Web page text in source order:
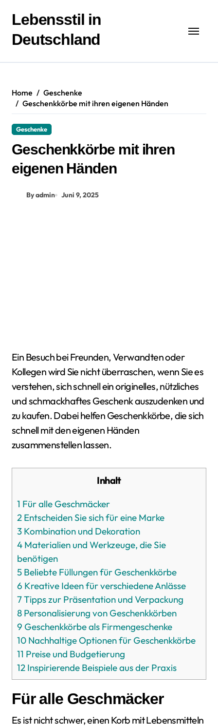
Inhalt
springen
Lebensstil in
Deutschland
Home
Geschenke
Geschenkkörbe mit ihren eigenen Händen
Geschenke
Geschenkkörbe mit ihren
eigenen Händen
By admin Juni 9, 2025
Ein Besuch bei Freunden, Verwandten oder
Kollegen wird Sie nicht überraschen, wenn Sie es
verstehen, sich schnell ein originelles, nützliches
und schmackhaftes Geschenk auszudenken und
zu kaufen. Dabei helfen Geschenkkörbe, die sich
schnell mit den eigenen Händen
zusammenstellen lassen.
Inhalt
1 Für alle Geschmäcker
2 Entscheiden Sie sich für eine Marke
3 Kombination und Dekoration
4 Materialien und Werkzeuge, die Sie
benötigen
5 Beliebte Füllungen für Geschenkkörbe
6 Kreative Ideen für verschiedene Anlässe
7Tipps zur Präsentation und Verpackung
8 Personalisierung von Geschenkkörben
9 Geschenkkörbe als Firmengeschenke
10 Nachhaltige Optionen für Geschenkkörbe
11 Preise und Budgetierung
12 Inspirierende Beispiele aus der Praxis
Für alle Geschmäcker
Es ist nicht schwer, einen Korb mit Lebensmitteln